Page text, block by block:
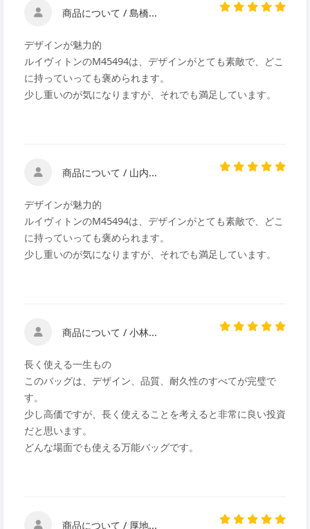
商品について / 島橋...
デザインが魅力的
ルイヴィトンのM45494は、デザインがとても素敵で、どこ
に持っていっても褒められます。
少し重いのが気になりますが、それでも満足しています。
商品について / 山内...
デザインが魅力的
ルイヴィトンのM45494は、デザインがとても素敵で、どこ
に持っていっても褒められます。
少し重いのが気になりますが、それでも満足しています。
商品について / 小林...
長く使える一生もの
このバッグは、デザイン、品質、耐久性のすべてが完璧で
す。
少し高価ですが、長く使えることを考えると非常に良い投資
だと思います。
どんな場面でも使える万能バッグです。
商品について / 厚地...